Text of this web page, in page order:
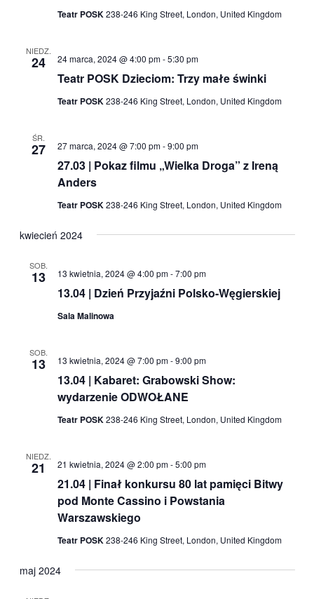
Teatr POSK238-246 King Street, London, United Kingdom
NIEDZ.
24
Teatr POSK Dzieciom: Trzy małe świnki
24 marca, 2024 @ 4:00 pm-5:30 pm
Teatr POSK238-246 King Street, London, United Kingdom
ŚR.
27
27.03 | Pokaz filmu „Wielka Droga” z Ireną
Anders
27 marca, 2024 @ 7:00 pm-9:00 pm
Teatr POSK238-246 King Street, London, United Kingdom
kwiecień 2024
SOB.
13
13.04 | Dzień Przyjaźni Polsko-Węgierskiej
13 kwietnia, 2024 @ 4:00 pm-7:00 pm
Sala Malinowa
SOB.
13
13.04 | Kabaret: Grabowski Show:
wydarzenie ODWOŁANE
13 kwietnia, 2024 @ 7:00 pm-9:00 pm
Teatr POSK238-246 King Street, London, United Kingdom
NIEDZ.
21
21.04 | Finał konkursu 80 lat pamięci Bitwy
pod Monte Cassino i Powstania
Warszawskiego
21 kwietnia, 2024 @ 2:00 pm-5:00 pm
Teatr POSK238-246 King Street, London, United Kingdom
maj 2024